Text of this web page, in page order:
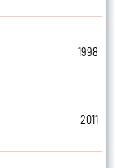
1998
2011